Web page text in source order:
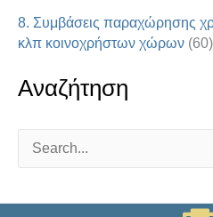
8. Συμβάσεις παραχώρησης
κλπ κοινοχρήστων χώρων (60)
Αναζήτηση
a